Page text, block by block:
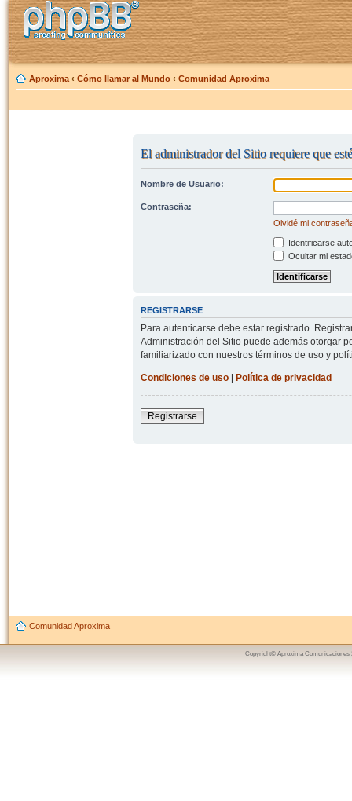
Aproxima ‹ Cómo llamar al Mundo ‹ Comunidad Aproxima
El administrador del Sitio requiere que
Nombre de Usuario:
Contraseña:
Olvidé mi
Identificarse
Ocultar mi
REGISTRARSE
Para autenticarse debe estar registrado.
Administración del Sitio puede además otorgar
familiarizado con nuestros términos de uso y
Condiciones de uso| Política de privacidad
Registrarse
Comunidad Aproxima
Copyright© Aproxima Comunicaciones